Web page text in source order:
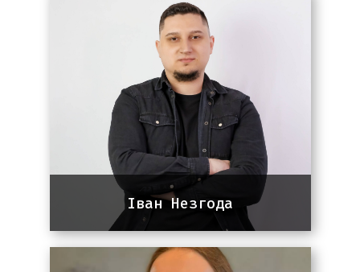
10 років досвіду в сфері діджитал
маркетингу. Практикуючий напрям –
Google Analytics, стратег у
розвитку та масштабування реклами
для інтернет-магазинів.
Іван Незгода
SEO-спеціаліст